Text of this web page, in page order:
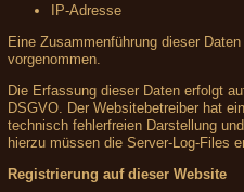
IP-Adresse
Eine Zusammenführung dieser
vorgenommen.
Die Erfassung dieser Daten erfolgt
DSGVO. Der Websitebetreiber hat
technisch fehlerfreien Darstellung
hierzu müssen die Server-Log-Files
Registrierung auf dieser Website